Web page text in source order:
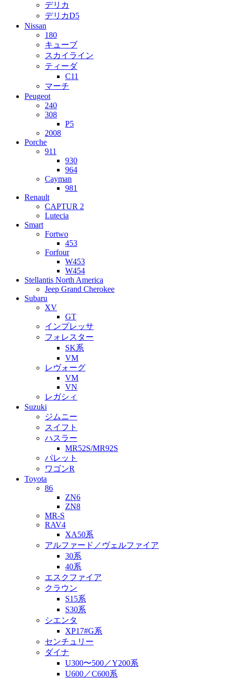
デリカ
デリカD5
Nissan
180
キューブ
スカイライン
ティーダ
C11
マーチ
Peugeot
240
308
P5
2008
Porche
911
930
964
Cayman
981
Renault
CAPTUR 2
Lutecia
Smart
Fortwo
453
Forfour
W453
W454
Stellantis North America
Jeep Grand Cherokee
Subaru
XV
GT
インプレッサ
フォレスター
SK系
VM
レヴォーグ
VM
VN
レガシィ
Suzuki
ジムニー
スイフト
ハスラー
MR52S/MR92S
パレット
ワゴンR
Toyota
86
ZN6
ZN8
MR-S
RAV4
XA50系
アルファード／ヴェルファイア
30系
40系
エスクファイア
クラウン
S15系
S30系
シエンタ
XP17#G系
センチュリー
ダイナ
U300〜500／Y200系
U600／C600系